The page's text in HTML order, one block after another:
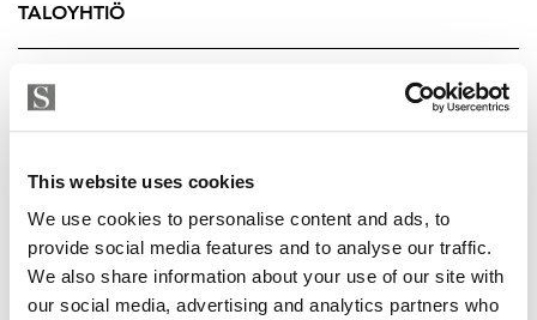
This website uses cookies
We use cookies to personalise content and ads, to
provide social media features and to analyse our traffic.
We also share information about your use of our site with
our social media, advertising and analytics partners who
Mittatilaustyönä valmistetut massiivitammiportaat
tuovat näyttävyyttä ja tunnelmaa, sekä lämpöä luovat
myös kaksi takkaa. Sisäänkäyntiin toteutettu luiska
mahdollistaa esteettömämmän kulun esimerkiksi
Nurmialueet, kallio, luonnonmukainen kuntta ja
istutukset luovat vaihtelevan ja tunnelmallisen
ympäristön niin oleskeluun kuin lasten leikkeihin.
TALOYHTIÖ
YRITYKSEN TIEDOT